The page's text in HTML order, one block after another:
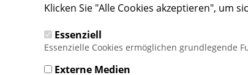
Klicken Sie "Alle Cookies akzeptieren", um
Essenziell
Essenzielle Cookies ermöglichen
Externe Medien